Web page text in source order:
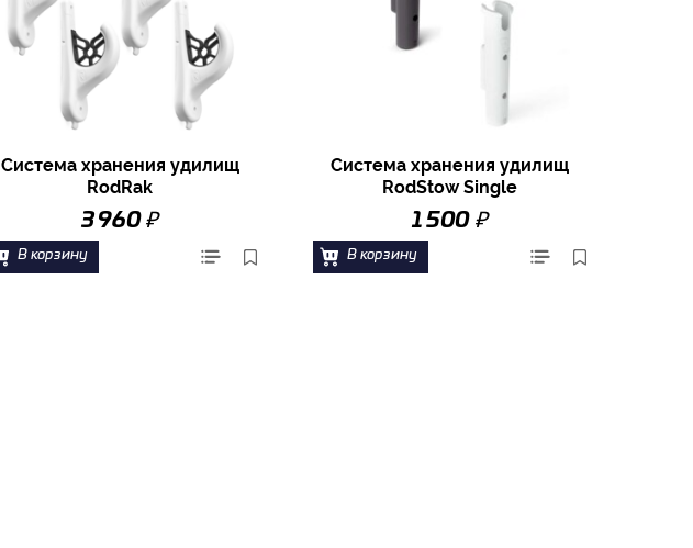
Система хранения удилищ
RodRak
3 960 ₽
В корзину
Система хранения удилищ
RodStow Single
1 500 ₽
В корзину